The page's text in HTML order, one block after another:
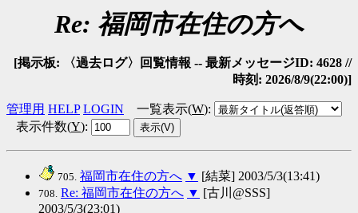
Re: 福岡市在住の方へ
[掲示板: 〈過去ログ〉回覧情報 -- 最新メッセージID: 4628 //
時刻: 2026/8/9(22:00)]
管理用 HELP LOGIN 一覧表示(W):
表示件数(Y):
705. 福岡市在住の方へ ▼ [結菜] 2003/5/3(13:41)
708. Re: 福岡市在住の方へ ▼ [古川@SSS]
2003/5/3(23:01)